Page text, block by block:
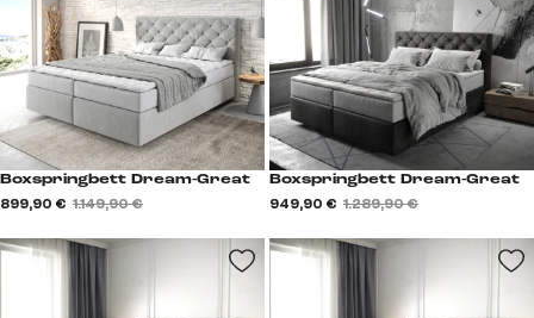
Boxspringbett Dream-Great
899,90 € 1.149,90 €
Boxspringbett Dream-Great
949,90 € 1.289,90 €